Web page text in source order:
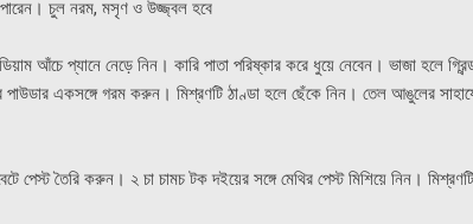
পারেন। চুল নরম, মসৃণ ও উজ্জ্বল হবে
আঁচে প্যানে নেড়ে নিন। কারি পাতা পরিষ্কার করে ধুয়ে নেবেন। ভাজা হলে
পাউডার একসঙ্গে গরম করুন। মিশ্রণটি ঠাণ্ডা হলে ছেঁকে নিন। তেল আঙুলের
পেস্ট তৈরি করুন। ২ চা চামচ টক দইয়ের সঙ্গে মেথির পেস্ট মিশিয়ে নিন।